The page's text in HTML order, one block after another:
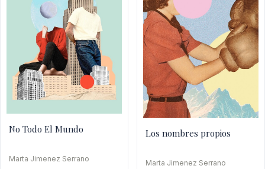
No Todo El Mundo
Marta Jimenez Serrano
Los nombres propios
Marta Jimenez Serrano